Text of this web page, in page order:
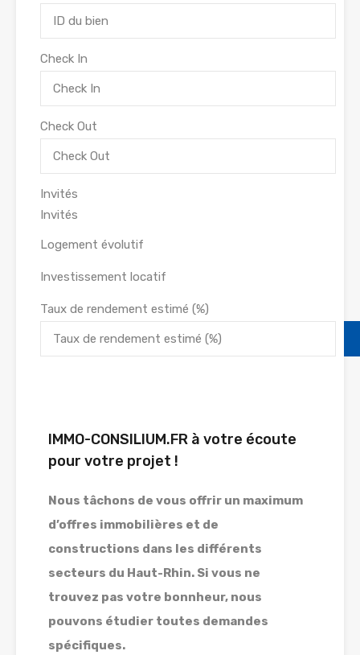
Check In
Check Out
Invités
Logement évolutif
Investissement locatif
Taux de rendement estimé (%)
IMMO-CONSILIUM.FR à votre écoute
pour votre projet !
Nous tâchons de vous offrir un maximum
d’offres immobilières et de
constructions dans les différents
secteurs du Haut-Rhin. Si vous ne
trouvez pas votre bonnheur, nous
pouvons étudier toutes demandes
spécifiques.